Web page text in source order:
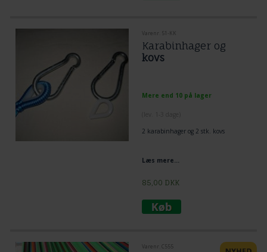
Varenr. 51-KK
Karabinhager og
kovs
Mere end 10 på lager
2 karabinhager og 2 stk. kovs
Læs mere...
85,00 DKK
Varenr. C555